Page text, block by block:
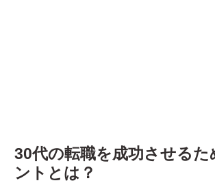
30代の転職を成功させるた
ントとは？